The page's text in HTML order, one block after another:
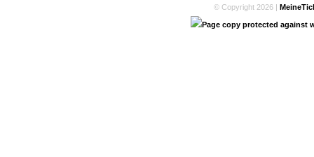
© Copyright 2026 |